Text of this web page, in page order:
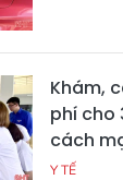
Khám,
phí cho
cách
Y TẾ